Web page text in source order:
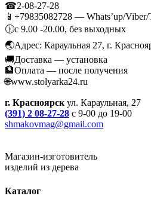
☎2-08-27-28
📱+79835082728 — Whats’up/Viber/
🕧с 9.00 -20.00, без выходных
🌏Адрес: Караульная 27, г.
🚚Доставка — установка
🏦Оплата — после получения
🌐www.stolyarka24.ru
г. Красноярскул. Караульная, 27
(391) 2 08-27-28 с 9-00 до 19-00
shmakovmag@gmail.com
Магазин-изготовитель
изделий из дерева
Каталог